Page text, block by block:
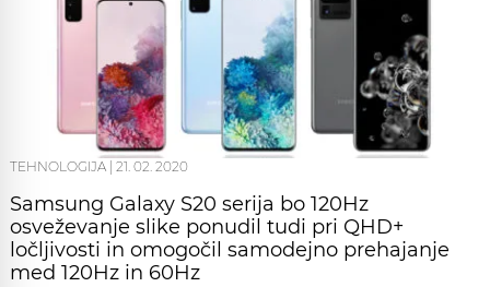
TEHNOLOGIJA 21. 02. 2020
Samsung Galaxy S20 serija bo 120Hz
osveževanje slike ponudil tudi pri QHD+
ločljivosti in omogočil samodejno prehajanje
med 120Hz in 60Hz